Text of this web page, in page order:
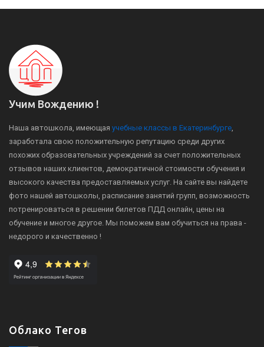
Учим Вождению !
Наша автошкола, имеющая учебные классы в Екатеринбурге,
заработала свою положительную репутацию среди других
похожих образовательных учреждений за счет положительных
отзывов наших клиентов, демократичной стоимости обучения и
высокого качества предоставляемых услуг. На сайте вы найдете
фото нашей автошколы, расписание занятий групп, возможность
потренироваться в решении билетов ПДД онлайн, цены на
обучение и многое другое. Мы поможем вам обучиться на права -
недорого и качественно !
Облако Тегов